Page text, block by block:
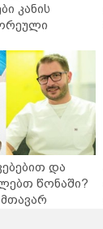
კანის
და
წონაში?